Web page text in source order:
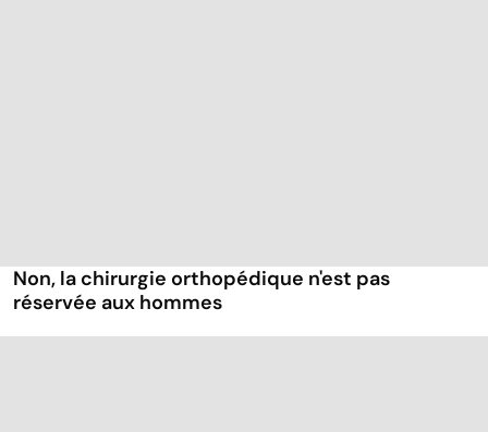
Non, la chirurgie orthopédique n'est pas
réservée aux hommes